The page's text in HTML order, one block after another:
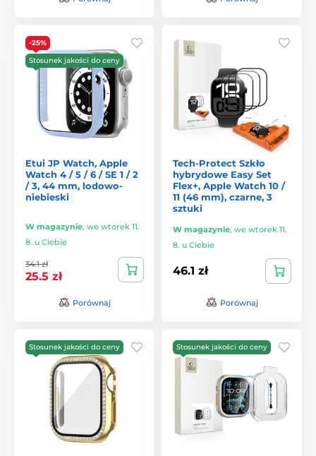
-25%
Stosunek jakości do ceny
Etui JP Watch, Apple
Watch 4 / 5 / 6 / SE 1 / 2
/ 3, 44 mm, lodowo-
niebieski
W magazynie, we wtorek 11.
8. u Ciebie
34.1 zł
25.5 zł
Porównaj
Tech-Protect Szkło
hybrydowe Easy Set
Flex+, Apple Watch 10 /
11 (46 mm), czarne, 3
sztuki
W magazynie, we wtorek 11.
8. u Ciebie
46.1 zł
Porównaj
Stosunek jakości do ceny Stosunek jakości do ceny